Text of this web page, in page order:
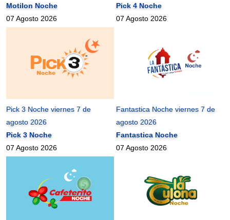
Motilon Noche
07 Agosto 2026
Pick 4 Noche
07 Agosto 2026
Pick 3 Noche viernes 7 de
agosto 2026
Pick 3 Noche
07 Agosto 2026
Fantastica Noche viernes 7 de
agosto 2026
Fantastica Noche
07 Agosto 2026